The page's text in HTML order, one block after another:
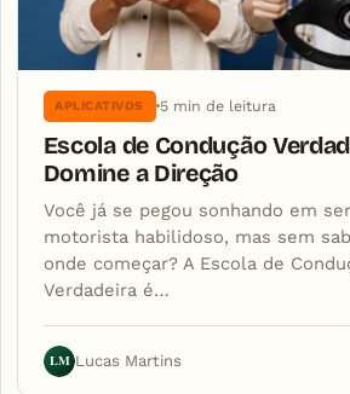
APLICATIVOS 5 min de leitura
Escola de Condução
Domine a Direção
Você já se pegou sonhando em
motorista habilidoso, mas sem
onde começar? A Escola de
Verdadeira é…
LM Lucas Martins